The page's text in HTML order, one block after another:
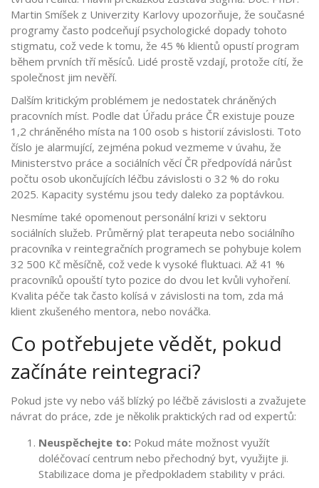
Martin Smíšek z Univerzity Karlovy upozorňuje, že současné
programy často podceňují psychologické dopady tohoto
stigmatu, což vede k tomu, že 45 % klientů opustí program
během prvních tří měsíců. Lidé prostě vzdají, protože cítí, že
společnost jim nevěří.
Dalším kritickým problémem je nedostatek chráněných
pracovních míst. Podle dat Úřadu práce ČR existuje pouze
1,2 chráněného místa na 100 osob s historií závislosti. Toto
číslo je alarmující, zejména pokud vezmeme v úvahu, že
Ministerstvo práce a sociálních věcí ČR předpovídá nárůst
počtu osob ukončujících léčbu závislosti o 32 % do roku
2025. Kapacity systému jsou tedy daleko za poptávkou.
Nesmíme také opomenout personální krizi v sektoru
sociálních služeb. Průměrný plat terapeuta nebo sociálního
pracovníka v reintegračních programech se pohybuje kolem
32 500 Kč měsíčně, což vede k vysoké fluktuaci. Až 41 %
pracovníků opouští tyto pozice do dvou let kvůli vyhoření.
Kvalita péče tak často kolísá v závislosti na tom, zda má
klient zkušeného mentora, nebo nováčka.
Co potřebujete vědět, pokud
začínáte reintegraci?
Pokud jste vy nebo váš blízký po léčbě závislosti a zvažujete
návrat do práce, zde je několik praktických rad od expertů:
Neuspěchejte to: Pokud máte možnost využít
doléčovací centrum nebo přechodný byt, využijte ji.
Stabilizace doma je předpokladem stability v práci.